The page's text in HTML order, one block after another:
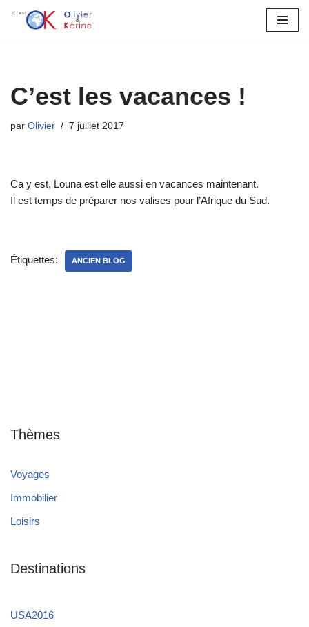
C’est les vacances !
par Olivier 7 juillet 2017
Ca y est, Louna est elle aussi en vacances maintenant.
Il est temps de préparer nos valises pour l’Afrique du Sud.
Étiquettes: ANCIEN BLOG
Thèmes
Voyages
Immobilier
Loisirs
Destinations
USA2016